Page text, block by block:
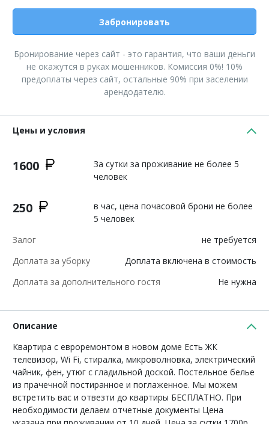
Забронировать
Бронирование через сайт - это гарантия, что ваши деньги
не окажутся в руках мошенников. Комиссия 0%! 10%
предоплаты через сайт, остальные 90% при заселении
арендодателю.
Цены и условия
1600
За сутки за проживание не более 5
человек
250
в час, цена почасовой брони не более
5 человек
Залог
не требуется
Доплата за уборку
Доплата включена в стоимость
Доплата за дополнительного гостя
Не нужна
Описание
Квартира с евроремонтом в новом доме Есть ЖК
телевизор, Wi Fi, стиралка, микроволновка, электрический
чайник, фен, утюг с гладильной доской. Постельное белье
из прачечной постиранное и поглаженное. Мы можем
встретить вас и отвезти до квартиры БЕСПЛАТНО. При
необходимости делаем отчетные документы Цена